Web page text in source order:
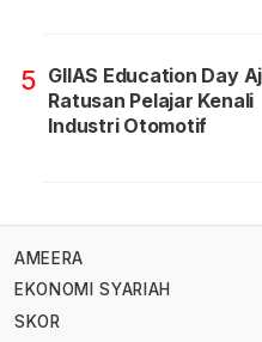
5 GIIAS Education Day
Ratusan Pelajar Kenali
Industri Otomotif
AMEERA
EKONOMI SYARIAH
SKOR